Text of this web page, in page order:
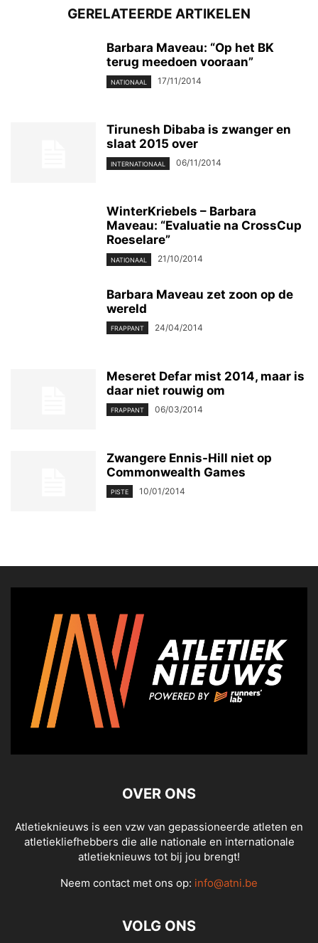
GERELATEERDE ARTIKELEN
Barbara Maveau: “Op het BK
terug meedoen vooraan”
NATIONAAL 17/11/2014
Tirunesh Dibaba is zwanger en
slaat 2015 over
INTERNATIONAAL 06/11/2014
WinterKriebels – Barbara
Maveau: “Evaluatie na CrossCup
Roeselare”
NATIONAAL 21/10/2014
Barbara Maveau zet zoon op de
wereld
FRAPPANT 24/04/2014
Meseret Defar mist 2014, maar is
daar niet rouwig om
FRAPPANT 06/03/2014
Zwangere Ennis-Hill niet op
Commonwealth Games
PISTE 10/01/2014
OVER ONS
Atletieknieuws is een vzw van gepassioneerde atleten en
atletiekliefhebbers die alle nationale en internationale
atletieknieuws tot bij jou brengt!
Neem contact met ons op: info@atni.be
VOLG ONS